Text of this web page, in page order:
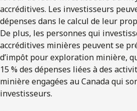
accréditives. Les investisseurs
dépenses dans le calcul de leur
De plus, les personnes qui
accréditives minières peuvent se
d’impôt pour exploration minière,
15 % des dépenses liées à des
minière engagées au Canada qui
investisseurs.